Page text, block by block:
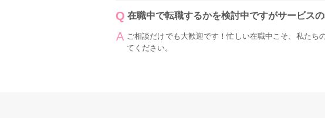
在職中で転職するかを検討中ですがサービス
ご相談だけでも大歓迎です！忙しい在職中こそ、私たち
てください。